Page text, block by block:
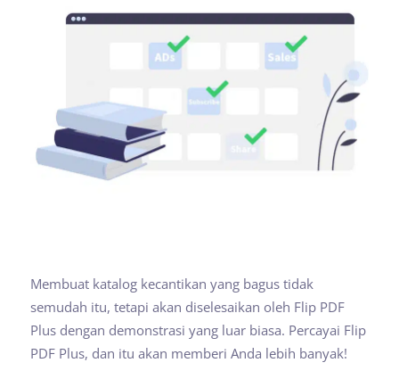
Membuat katalog kecantikan yang bagus tidak
semudah itu, tetapi akan diselesaikan oleh Flip PDF
Plus dengan demonstrasi yang luar biasa. Percayai Flip
PDF Plus, dan itu akan memberi Anda lebih banyak!